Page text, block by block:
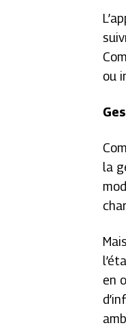
ou
la
en